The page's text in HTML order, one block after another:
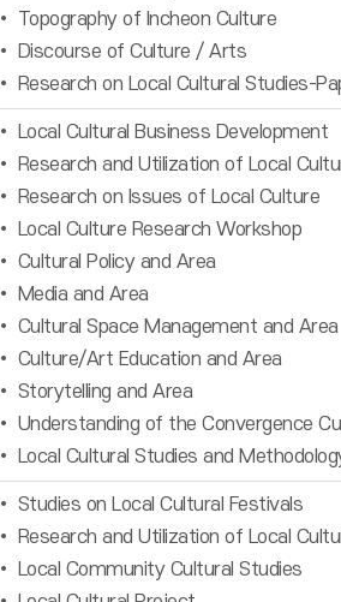
• Topography of Incheon Culture
• Discourse of Culture / Arts
• Research on Local Cultural Studies-
• Local Cultural Business Development
• Research and Utilization of Local
• Research on Issues of Local Culture
• Local Culture Research Workshop
• Cultural Policy and Area
• Media and Area
• Cultural Space Management and Area
• Culture/Art Education and Area
• Storytelling and Area
• Understanding of the Convergence
• Local Cultural Studies and
• Studies on Local Cultural Festivals
• Research and Utilization of Local
• Local Community Cultural Studies